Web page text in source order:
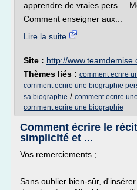
apprendre de vraies pers
Comment enseigner aux...
Lire la suite
Site : http://
Thèmes liés : comment ecrire
comment ecrire une biographie
sa biographie / comment ecrire
comment ecrire une biographie
Comment écrire le
simplicité et ...
Vos remerciements ;
Sans oublier bien-sûr,